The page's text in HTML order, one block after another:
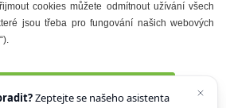
Denní meníčka
cookies můžete odmítnout užívání všech
jsou třeba pro fungování našich webových
všechny cookies
Zeptejte se našeho asistenta